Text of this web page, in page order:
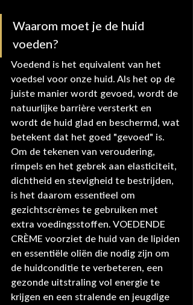
Waarom moet je de huid
voeden?
Voedend is het equivalent van het
voedsel voor onze huid. Als het op de
juiste manier wordt gevoed, wordt de
natuurlijke barrière versterkt en
wordt de huid glad en beschermd, wat
betekent dat het goed "gevoed" is.
Om de tekenen van veroudering,
rimpels en het gebrek aan elasticiteit,
dichtheid en stevigheid te bestrijden,
is het daarom essentieel om
gezichtscrèmes te gebruiken met
extra voedingsstoffen. VOEDENDE
CRÈME voorziet de huid van de lipiden
en essentiële oliën die nodig zijn om
de huidconditie te verbeteren, een
gezonde uitstraling vol energie te
krijgen en een stralende en jeugdige